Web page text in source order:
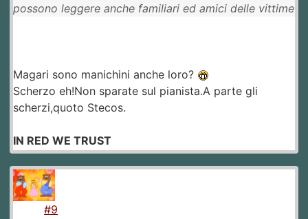
possono leggere anche familiari ed amici delle vittime
Magari sono manichini anche loro?
Scherzo eh!Non sparate sul pianista.A parte gli
scherzi,quoto Stecos.
IN RED WE TRUST
#9